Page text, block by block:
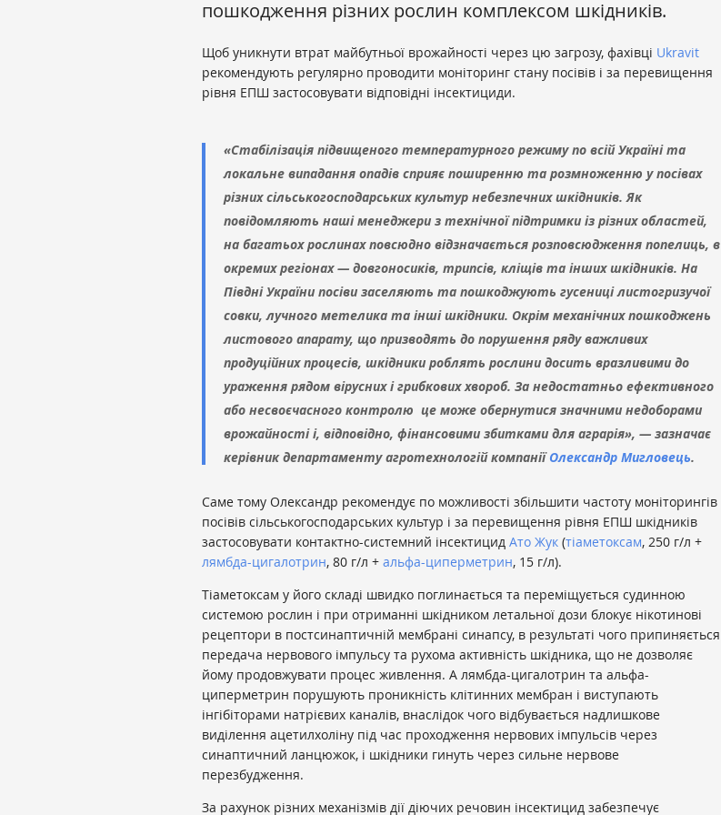
пошкодження різних рослин комплексом шкідників.
Щоб уникнути втрат майбутньої врожайності через цю загрозу, фахівці Ukravit
рекомендують регулярно проводити моніторинг стану посівів і за перевищення
рівня ЕПШ застосовувати відповідні інсектициди.
«Стабілізація підвищеного температурного режиму по всій Україні та
локальне випадання опадів сприяє поширенню та розмноженню у посівах
різних сільськогосподарських культур небезпечних шкідників. Як
повідомляють наші менеджери з технічної підтримки із різних областей,
на багатьох рослинах повсюдно відзначається розповсюдження попелиць, в
окремих регіонах — довгоносиків, трипсів, кліщів та інших шкідників. На
Півдні України посіви заселяють та пошкоджують гусениці листогризучої
совки, лучного метелика та інші шкідники. Окрім механічних пошкоджень
листового апарату, що призводять до порушення ряду важливих
продуційних процесів, шкідники роблять рослини досить вразливими до
ураження рядом вірусних і грибкових хвороб. За недостатньо ефективного
або несвоєчасного контролю це може обернутися значними недоборами
врожайності і, відповідно, фінансовими збитками для аграрія», — зазначає
керівник департаменту агротехнологій компаніїОлександр Мигловець.
Саме тому Олександр рекомендує по можливості збільшити частоту моніторингів
посівів сільськогосподарських культур і за перевищення рівня ЕПШ шкідників
застосовувати контактно-системний інсектицид Ато Жук (тіаметоксам, 250 г/л +
лямбда-цигалотрин, 80 г/л + альфа-циперметрин, 15 г/л).
Тіаметоксам у його складі швидко поглинається та переміщується судинною
системою рослин і при отриманні шкідником летальної дози блокує нікотинові
рецептори в постсинаптичній мембрані синапсу, в результаті чого припиняється
передача нервового імпульсу та рухома активність шкідника, що не дозволяє
йому продовжувати процес живлення. А лямбда-цигалотрин та альфа-
циперметрин порушують проникність клітинних мембран і виступають
інгібіторами натрієвих каналів, внаслідок чого відбувається надлишкове
виділення ацетилхоліну під час проходження нервових імпульсів через
синаптичний ланцюжок, і шкідники гинуть через сильне нервове
перезбудження.
За рахунок різних механізмів дії діючих речовин інсектицид забезпечує